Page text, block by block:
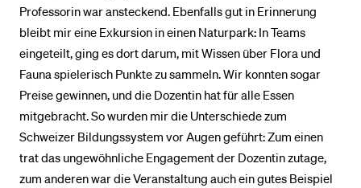
Professorin war ansteckend. Ebenfalls gut in Erinnerung
bleibt mir eine Exkursion in einen Naturpark: In Teams
eingeteilt, ging es dort darum, mit Wissen über Flora und
Fauna spielerisch Punkte zu sammeln. Wir konnten sogar
Preise gewinnen, und die Dozentin hat für alle Essen
mitgebracht. So wurden mir die Unterschiede zum
Schweizer Bildungssystem vor Augen geführt: Zum einen
trat das ungewöhnliche Engagement der Dozentin zutage,
zum anderen war die Veranstaltung auch ein gutes Beispiel